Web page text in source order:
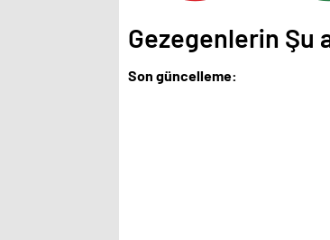
Gezegenlerin Şu
Son güncelleme: